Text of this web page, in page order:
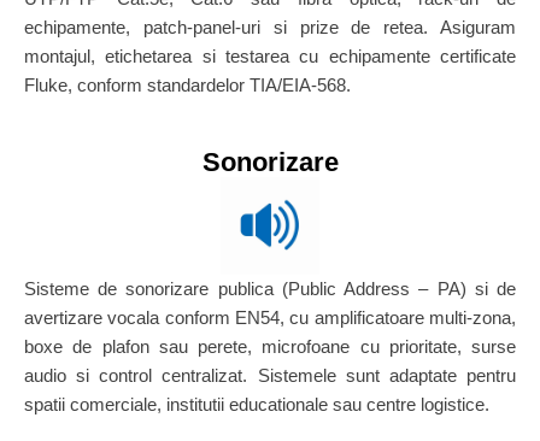
echipamente, patch-panel-uri si prize de retea. Asiguram
montajul, etichetarea si testarea cu echipamente certificate
Fluke, conform standardelor TIA/EIA-568.
Sonorizare
Sisteme de sonorizare publica (Public Address – PA) si de
avertizare vocala conform EN54, cu amplificatoare multi-zona,
boxe de plafon sau perete, microfoane cu prioritate, surse
audio si control centralizat. Sistemele sunt adaptate pentru
spatii comerciale, institutii educationale sau centre logistice.